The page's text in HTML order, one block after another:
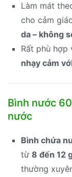
Làm mát
cho cảm giác
da – không
Rất phù hợp
nhạy cảm
Bình nước
nước
Bình chứa
từ 8 đến 12
thường